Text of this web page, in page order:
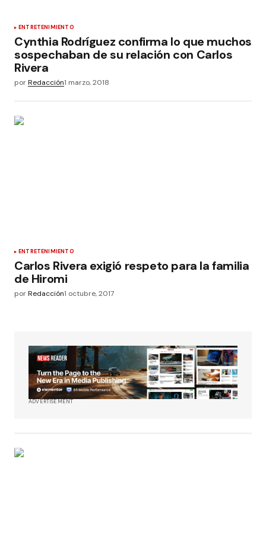
ENTRETENIMIENTO
Cynthia Rodríguez confirma lo que muchos
sospechaban de su relación con Carlos
Rivera
porRedacción1 marzo, 2018
ENTRETENIMIENTO
Carlos Rivera exigió respeto para la familia
de Hiromi
porRedacción1 octubre, 2017
ADVERTISEMENT